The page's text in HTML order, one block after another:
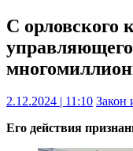
С орловского
2.12.2024 | 11:10 Закон
Его действия